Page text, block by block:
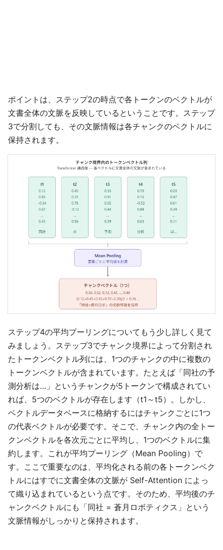
ポイントは、ステップ2の時点で各トークンのベクトルが
文書全体の文脈を反映しているということです。ステップ
3で分割しても、その文脈情報は各チャンクのベクトルに
保持されます。
ステップ4の平均プーリングについてもう少し詳しく見て
みましょう。ステップ3でチャンク境界によって分割され
たトークンベクトル列には、1つのチャンクの中に複数の
トークンベクトルが含まれています。たとえば「同社の予
測分析は…」というチャンクが5トークンで構成されてい
れば、5つのベクトルが存在します（t1～t5）。しかし、
ベクトルデータベースに格納するにはチャンクごとに1つ
の代表ベクトルが必要です。そこで、チャンク内の全トー
クンベクトルを各次元ごとに平均し、1つのベクトルに集
約します。これが平均プーリング（Mean Pooling）で
す。ここで重要なのは、平均化される前の各トークンベク
トルにはすでに文書全体の文脈が Self-Attention によっ
て織り込まれているという点です。そのため、平均後のチ
ャンクベクトルにも「同社 = 蒼月ロボティクス」という
文脈情報がしっかりと保持されます。